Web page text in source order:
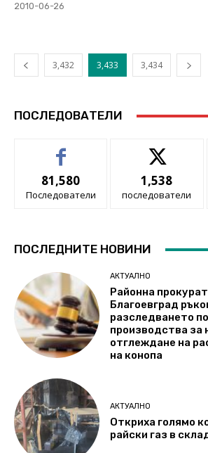
2010-06-26
3,432 3,433 3,434
ПОСЛЕДОВАТЕЛИ
81,580
Последователи
1,538
последователи
ПОСЛЕДНИТЕ НОВИНИ
АКТУАЛНО
Районна
Благоевград
разследването
производства за
отглеждане на
на конопа
АКТУАЛНО
Откриха голямо
райски газ в